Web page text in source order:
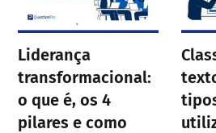
Liderança
transformacional:
o que é, os 4
pilares e como